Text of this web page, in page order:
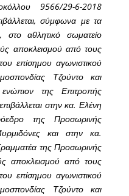
9566/29-6-2018
σύμφωνα με τα
αθλητικό σωματείο
αποκλεισμού από τους
επίσημου αγωνιστικού
Τζούντο και
της Επιτροπής
στην κα. Ελένη
της Προσωρινής
και στην κα.
της Προσωρινής
αποκλεισμού από τους
επίσημου αγωνιστικού
Τζούντο και